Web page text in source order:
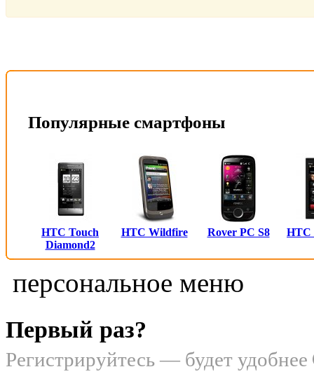
Популярные смартфоны
HTC Touch
Diamond2
HTC Wildfire Rover PC S8 HTC
персональное меню
Первый раз?
Регистрируйтесь — будет удобнее